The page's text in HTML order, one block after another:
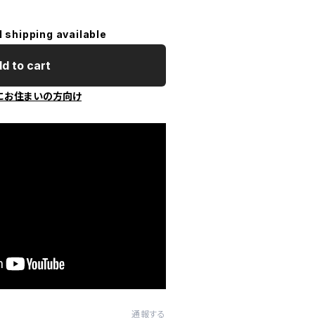
shipping available
to cart
お住まいの方向け
通報する